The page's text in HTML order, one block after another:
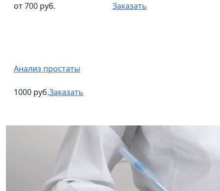
от 700 руб. Заказать
Анализ простаты
1000 руб.Заказать